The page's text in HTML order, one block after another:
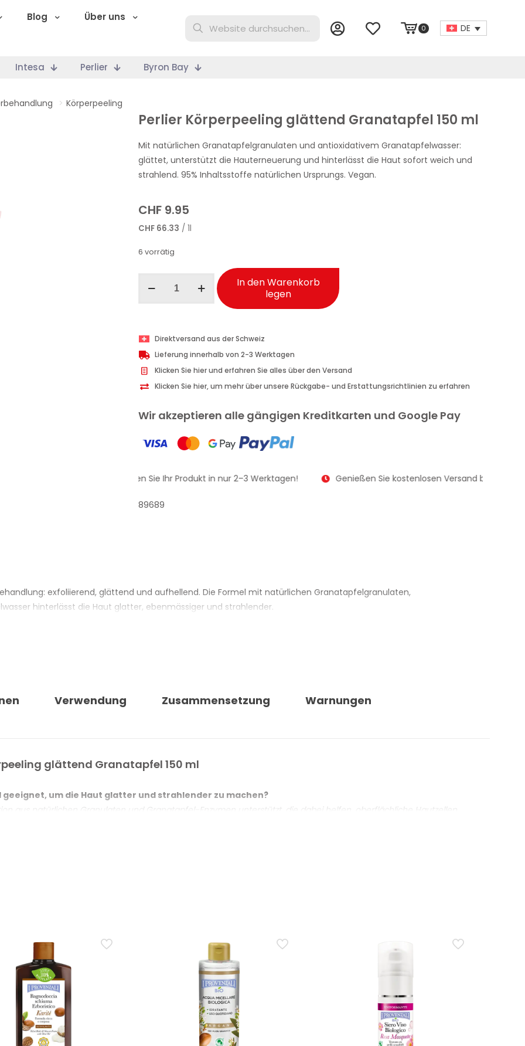
Blog
Über uns
0 DE
Intesa Perlier Byron Bay
> Körperpeeling
Perlier Körperpeeling glättend Granatapfel 150 ml
Mit natürlichen Granatapfelgranulaten und antioxidativem Granatapfelwasser:
glättet, unterstützt die Hauterneuerung und hinterlässt die Haut sofort weich und
strahlend. 95% Inhaltsstoffe natürlichen Ursprungs. Vegan.
CHF 9.95
CHF 66.33 / 1l
6 vorrätig
Körperpeeling
150
ml
Menge
In den Warenkorb
legen
Direktversand aus der Schweiz
Lieferung innerhalb von 2-3 Werktagen
Klicken Sie hier und erfahren Sie alles über den Versand
Klicken Sie hier, um mehr über unsere Rückgabe- und Erstattungsrichtlinien zu erfahren
Wir akzeptieren alle gängigen Kreditkarten und Google Pay
Erhalten Sie Ihr Produkt in nur 2–3 Werktagen! Genießen Sie kostenlosen Versand bei
89689
exfoliierend, glättend und aufhellend. Die Formel mit natürlichen Granatapfelgranulaten,
hinterlässt die Haut glatter, ebenmässiger und strahlender.
Hautzellen zu entfernen, während die Granatapfelenzyme die Hauterneuerung durch eine schrittweise
Haut gleichmässiger an und wirkt sichtbar strahlender.
PERLIER
Exfoliation
Verwendung Zusammensetzung Warnungen
glättend Granatapfel 150 ml
um die Haut glatter und strahlender zu machen?
aus natürlichen Granulaten und Granatapfel-Enzymen unterstützt, die dabei helfen, oberflächliche Hautzellen
Abspülen fühlt sich die Haut glatter, weicher und strahlender an.
auf der Haut?
im Körperpeeling?
angewendet werden?
und der Intensität der Massage ab. Für eine regelmässige Exfoliation ist es besser, es nicht als tägliches
wenn die Haut weniger glatt oder matter erscheint.